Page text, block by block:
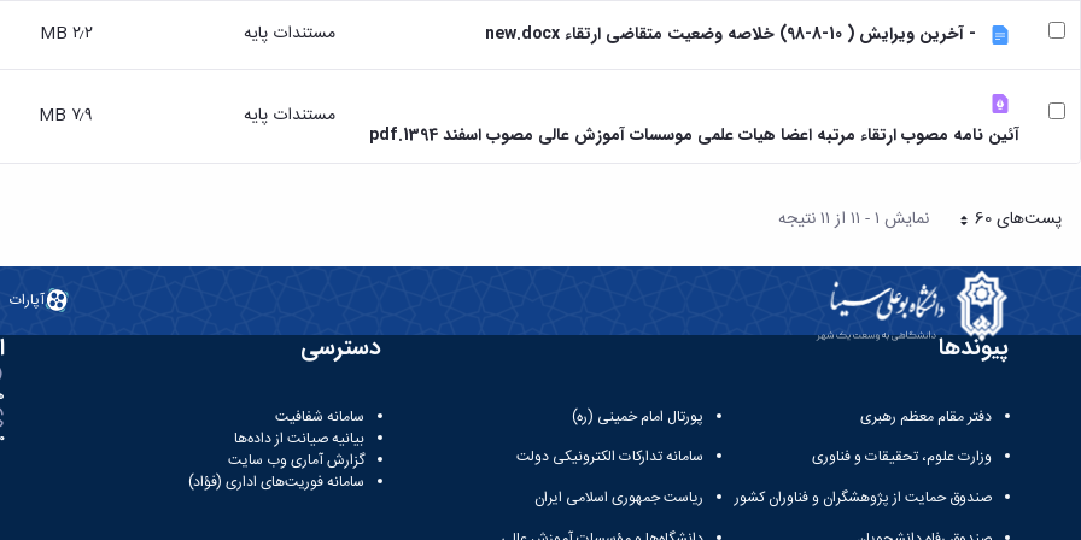
- آخرین ویرایش ( 10-8-98) خلاصه وضعیت متقاضی ارتقاء new.docx مستندات پایه ۲٫۲ MB
آئین نامه مصوب ارتقاء مرتبه اعضا هیات علمی موسسات آموزش عالی مصوب اسفند 1394.pdf
مستندات پایه ۷٫۹ MB
پست‌‌های 60هر صفحه نمایش ۱ - ۱۱ از ۱۱ نتیجه
آپارات
پیوندها
دفتر مقام معظم رهبری
وزارت علوم، تحقیقات و فناوری
صندوق حمایت از پژوهشگران و فناوران کشور
پورتال امام خمینی (ره)
سامانه تدارکات الکترونیکی دولت
ریاست جمهوری اسلامی ایران
دسترسی
سامانه شفافیت
بیانیه صیانت از داده‌ها
گزارش آماری وب‌ سایت
سامانه فوریت‌های اداری (فؤاد)